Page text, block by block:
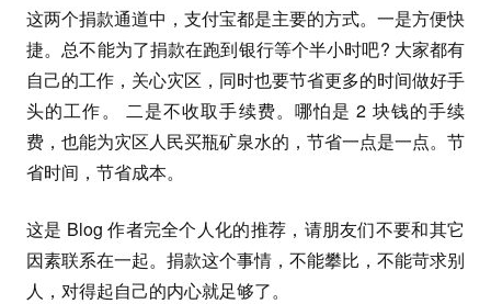
这两个捐款通道中，支付宝都是主要的方式。一是方便快
捷。总不能为了捐款在跑到银行等个半小时吧? 大家都有
自己的工作，关心灾区，同时也要节省更多的时间做好手
头的工作。 二是不收取手续费。哪怕是 2 块钱的手续
费，也能为灾区人民买瓶矿泉水的，节省一点是一点。节
省时间，节省成本。
这是 Blog 作者完全个人化的推荐，请朋友们不要和其它
因素联系在一起。捐款这个事情，不能攀比，不能苛求别
人，对得起自己的内心就足够了。